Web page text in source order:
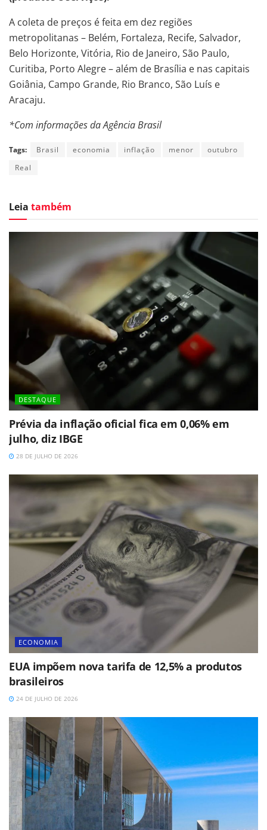
A coleta de preços é feita em dez regiões
metropolitanas – Belém, Fortaleza, Recife, Salvador,
Belo Horizonte, Vitória, Rio de Janeiro, São Paulo,
Curitiba, Porto Alegre – além de Brasília e nas capitais
Goiânia, Campo Grande, Rio Branco, São Luís e
Aracaju.
*Com informações da Agência Brasil
Tags: Brasil economia inflação menor
outubro
Real
Leia também
DESTAQUE
Prévia da inflação oficial fica em 0,06% em
julho, diz IBGE
28 DE JULHO DE 2026
ECONOMIA
EUA impõem nova tarifa de 12,5% a produtos
brasileiros
24 DE JULHO DE 2026